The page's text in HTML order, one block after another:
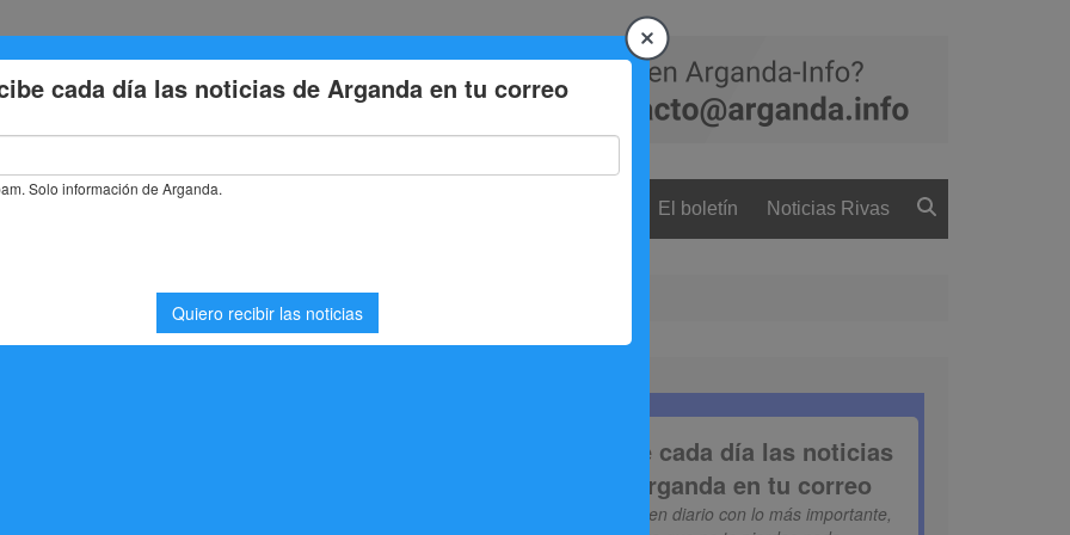
El boletín Noticias Rivas
buscando. Quizá pueda ayudarte una búsqueda.